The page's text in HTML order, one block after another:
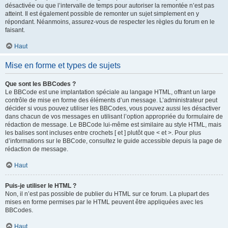
désactivée ou que l’intervalle de temps pour autoriser la remontée n’est pas
atteint. Il est également possible de remonter un sujet simplement en y
répondant. Néanmoins, assurez-vous de respecter les règles du forum en le
faisant.
Haut
Mise en forme et types de sujets
Que sont les BBCodes ?
Le BBCode est une implantation spéciale au langage HTML, offrant un large
contrôle de mise en forme des éléments d’un message. L’administrateur peut
décider si vous pouvez utiliser les BBCodes, vous pouvez aussi les désactiver
dans chacun de vos messages en utilisant l’option appropriée du formulaire de
rédaction de message. Le BBCode lui-même est similaire au style HTML, mais
les balises sont incluses entre crochets [ et ] plutôt que < et >. Pour plus
d’informations sur le BBCode, consultez le guide accessible depuis la page de
rédaction de message.
Haut
Puis-je utiliser le HTML ?
Non, il n’est pas possible de publier du HTML sur ce forum. La plupart des
mises en forme permises par le HTML peuvent être appliquées avec les
BBCodes.
Haut